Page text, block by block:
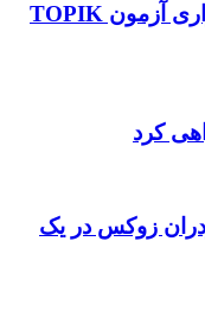
راه‌اندازی رشته کره‌ای و برگزاری آزمون TOPIK
کرد
زوکس در یک